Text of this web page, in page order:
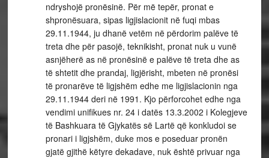
ndryshojë pronësinë. Për më tepër, pronat e
shpronësuara, sipas ligjislacionit në fuqi mbas
29.11.1944, ju dhanë vetëm në përdorim palëve të
treta dhe për pasojë, teknikisht, pronat nuk u vunë
asnjëherë as në pronësinë e palëve të treta dhe as
të shtetit dhe prandaj, ligjërisht, mbeten në pronësi
të pronarëve të ligjshëm edhe me ligjislacionin nga
29.11.1944 deri në 1991. Kjo përforcohet edhe nga
vendimi unifikues nr. 24 i datës 13.3.2002 i Kolegjeve
të Bashkuara të Gjykatës së Lartë që konkludoi se
pronari i ligjshëm, duke mos e poseduar pronën
gjatë gjithë këtyre dekadave, nuk është privuar nga